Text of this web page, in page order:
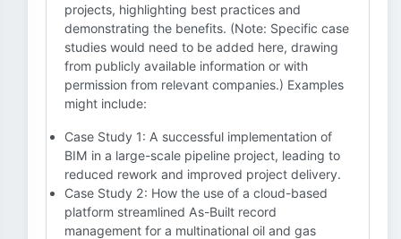
projects, highlighting best practices and
demonstrating the benefits. (Note: Specific case
studies would need to be added here, drawing
from publicly available information or with
permission from relevant companies.) Examples
might include:
Case Study 1: A successful implementation of
BIM in a large-scale pipeline project, leading to
reduced rework and improved project delivery.
Case Study 2: How the use of a cloud-based
platform streamlined As-Built record
management for a multinational oil and gas